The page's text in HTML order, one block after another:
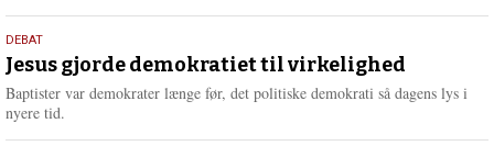
e
r
e
18.
maj
2026
DEBAT
Jesus gjorde demokratiet til virkelighed
Baptister var demokrater længe før, det politiske demokrati så dagens lys i
nyere tid.